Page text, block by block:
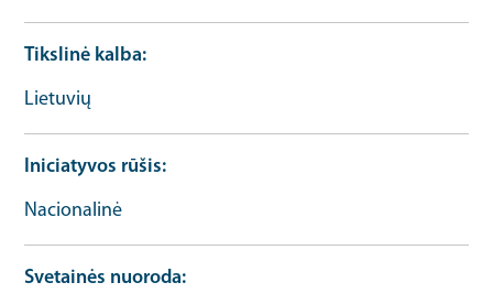
Tikslinė kalba
Lietuvių
Iniciatyvos rūšis
Nacionalinė
Svetainės nuoroda